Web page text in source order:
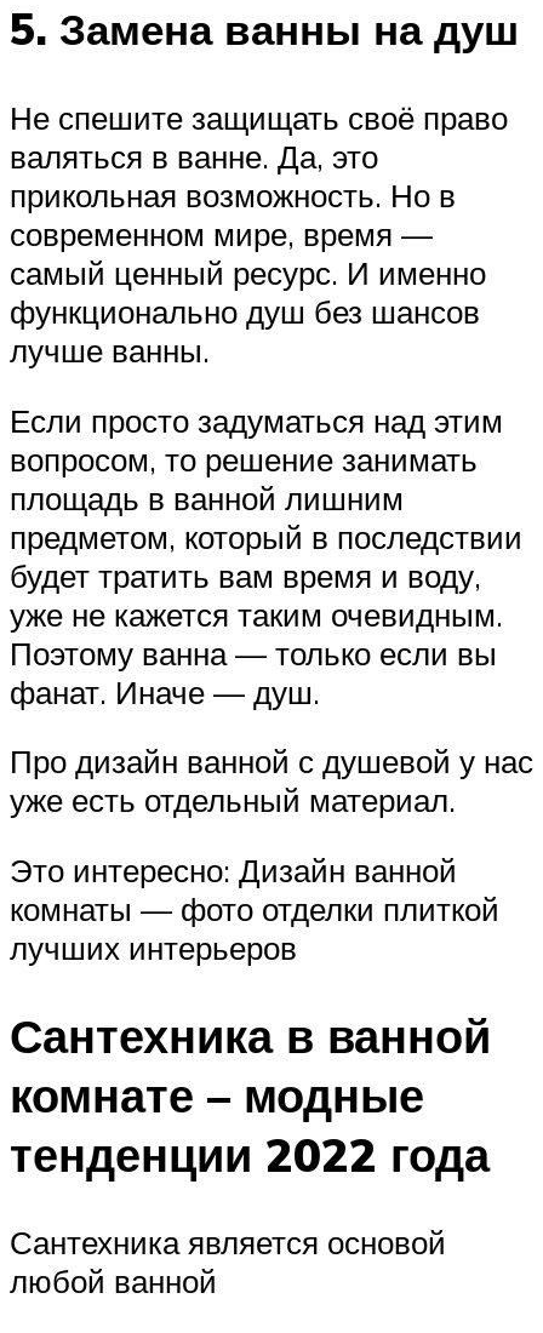
5. Замена ванны на душ
Не спешите защищать своё право
валяться в ванне. Да, это
прикольная возможность. Но в
современном мире, время —
самый ценный ресурс. И именно
функционально душ без шансов
лучше ванны.
Если просто задуматься над этим
вопросом, то решение занимать
площадь в ванной лишним
предметом, который в последствии
будет тратить вам время и воду,
уже не кажется таким очевидным.
Поэтому ванна — только если вы
фанат. Иначе — душ.
Про дизайн ванной с душевой у нас
уже есть отдельный материал.
Это интересно: Дизайн ванной
комнаты — фото отделки плиткой
лучших интерьеров
Сантехника в ванной
комнате – модные
тенденции 2022 года
Сантехника является основой
любой ванной